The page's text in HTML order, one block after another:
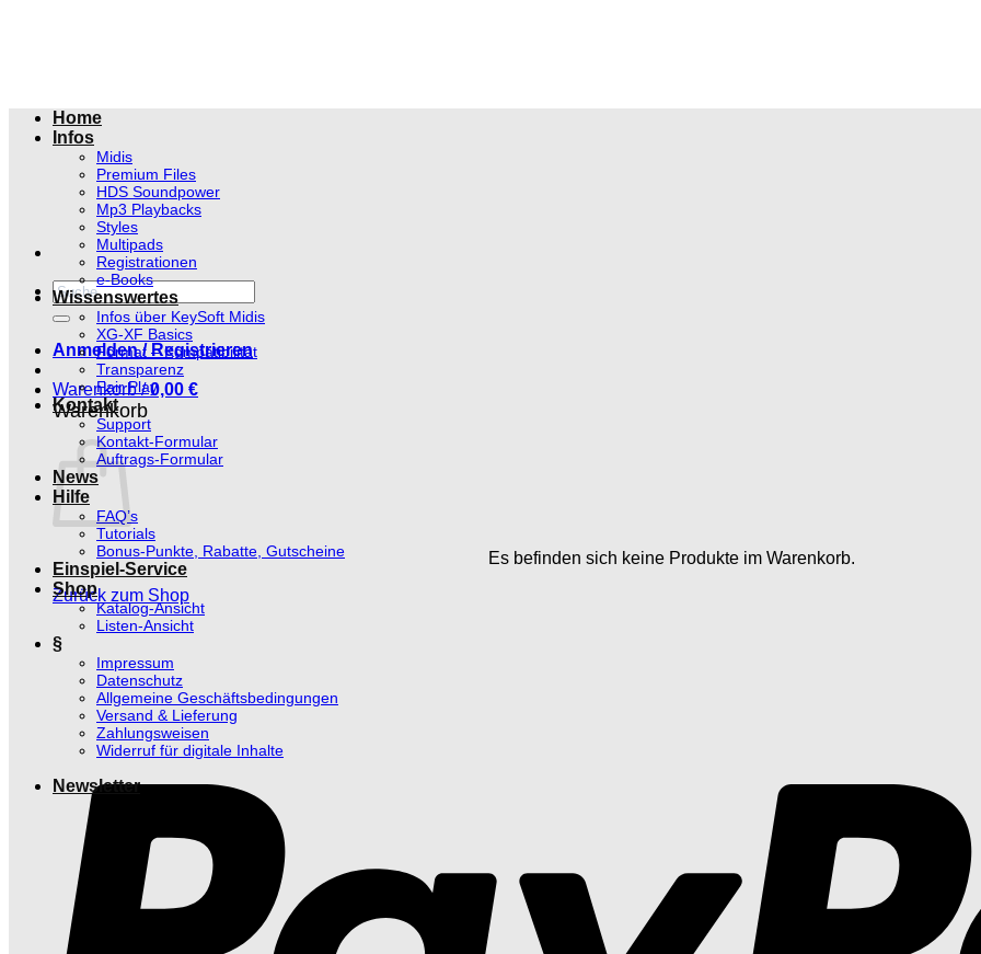
Suchen
nach:
Anmelden / Registrieren
Warenkorb /0,00 €
Warenkorb
Es befinden sich keine Produkte im Warenkorb.
Zurück zum Shop
Home
Infos
Midis
Premium Files
HDS Soundpower
Mp3 Playbacks
Styles
Multipads
Registrationen
e-Books
Wissenswertes
Infos über KeySoft Midis
XG-XF Basics
Format – Kompatibilität
Transparenz
Fair Play
Kontakt
Support
Kontakt-Formular
Auftrags-Formular
News
Hilfe
FAQ’s
Tutorials
Bonus-Punkte, Rabatte, Gutscheine
Einspiel-Service
Shop
Katalog-Ansicht
Listen-Ansicht
§
Impressum
Datenschutz
Allgemeine Geschäftsbedingungen
Versand & Lieferung
Zahlungsweisen
Widerruf für digitale Inhalte
Newsletter